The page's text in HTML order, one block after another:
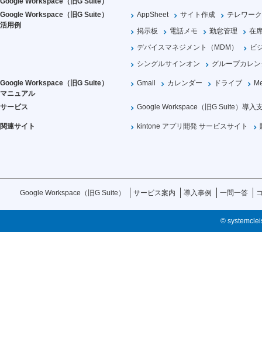
Google Workspace（旧G Suite）
活用例
AppSheet サイト作成
テレワーク
掲示板
電話メモ 勤怠管理
在
デバイスマネジメント（MDM）
ビ
シングルサインオン
グループカレ
Google Workspace（旧G Suite）
マニュアル
Gmail カレンダー ドライブ
サービス Google Workspace（旧G Suite）導入
関連サイト kintone アプリ開発 サービスサイト
Google Workspace（旧G Suite） サービス案内 導入事例 一問一答
©